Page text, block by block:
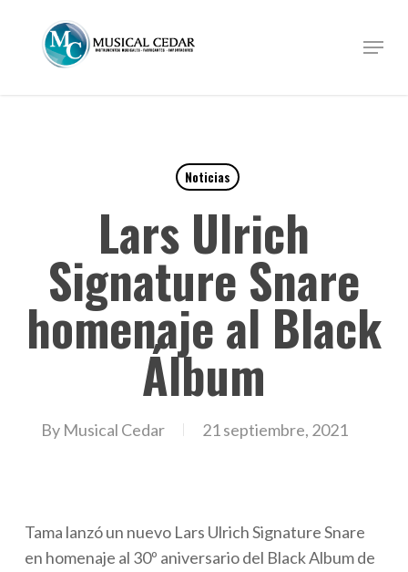
Menu
Noticias
Lars Ulrich
Signature Snare
homenaje al Black
Álbum
By Musical Cedar 21 septiembre, 2021
Tama lanzó un nuevo Lars Ulrich Signature Snare
en homenaje al 30º aniversario del Black Album de
Close